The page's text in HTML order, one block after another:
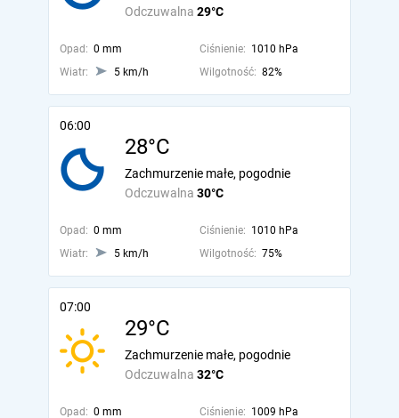
Odczuwalna 29°C
Opad: 0 mm Ciśnienie: 1010 hPa
Wiatr:
5 km/h Wilgotność: 82%
06:00
28°C
Odczuwalna 30°C
Zachmurzenie małe, pogodnie
Opad: 0 mm Ciśnienie: 1010 hPa
Wiatr:
5 km/h Wilgotność: 75%
07:00
29°C
Odczuwalna 32°C
Zachmurzenie małe, pogodnie
Opad: 0 mm Ciśnienie: 1009 hPa